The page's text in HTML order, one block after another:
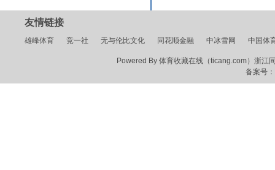
友情链接
雄峰体育 竞一社 无与伦比文化 同花顺金融 中冰雪网 中国体
Powered By 体育收藏在线（ticang.com）浙江
备案号：